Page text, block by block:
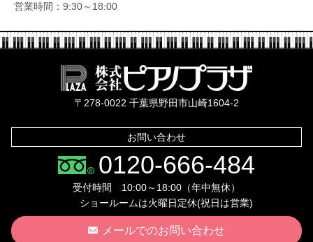
営業時間：9:30～18:00
〒278-0022 千葉県野田市山崎1604-2
お問い合わせ
0120-666-484
受付時間 10:00～18:00（年中無休）
ショールームは火曜日定休(祝日は営業)
メールでのお問い合わせ